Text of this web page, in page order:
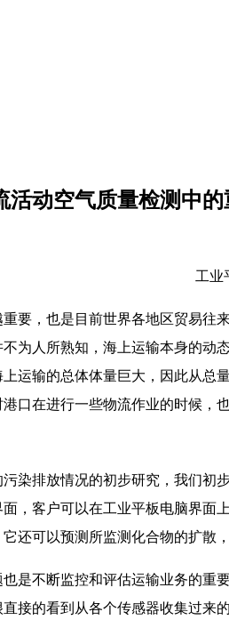
活动空气质量检测中的
工业
要，也是目前世界各地区贸易往
为人所熟知，海上运输本身的
运输的总体体量巨大，因此从
口在进行一些物流作业的时候，
染排放情况的初步研究，我们初
，客户可以在工业平板电脑界面
还可以预测所监测化合物的扩散
是不断监控和评估运输业务的
接的看到从各个传感器收集过来